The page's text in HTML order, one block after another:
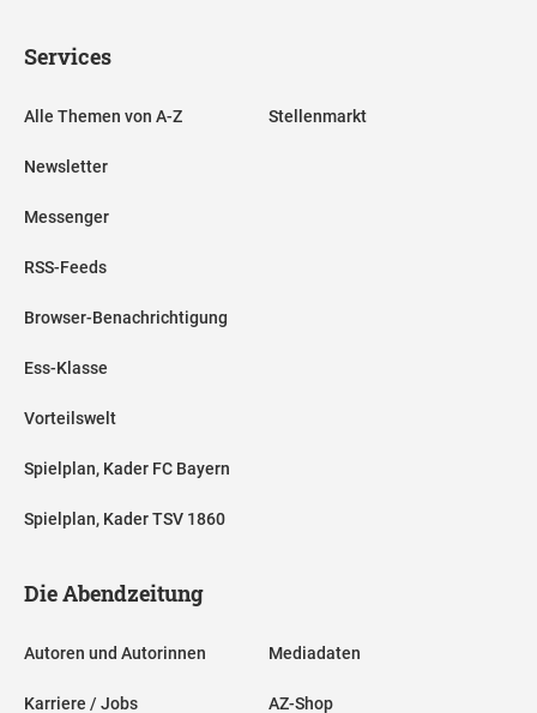
Services
Alle Themen von A-Z
Newsletter
Messenger
RSS-Feeds
Browser-Benachrichtigung
Ess-Klasse
Vorteilswelt
Spielplan, Kader FC Bayern
Spielplan, Kader TSV 1860
Stellenmarkt
Die Abendzeitung
Autoren und Autorinnen
Karriere / Jobs
Mediadaten
AZ-Shop